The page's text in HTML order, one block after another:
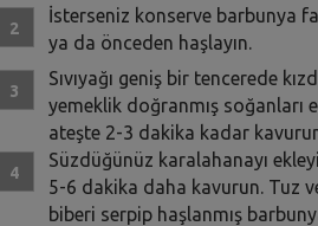
İsterseniz konserve barbunya
ya da önceden haşlayın.
Sıvıyağı geniş bir tencerede
yemeklik doğranmış soğanları
ateşte 2-3 dakika kadar
Süzdüğünüz karalahanayı
5-6 dakika daha kavurun. Tuz
biberi serpip haşlanmış